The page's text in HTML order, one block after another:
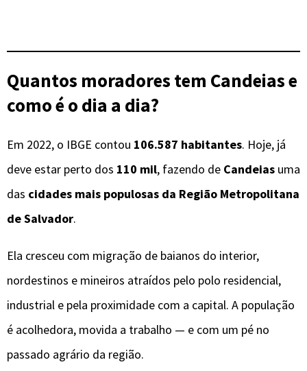
Quantos moradores tem Candeias e
como é o dia a dia?
Em 2022, o IBGE contou 106.587 habitantes. Hoje, já
deve estar perto dos 110 mil, fazendo de Candeias uma
das cidades mais populosas da Região Metropolitana
de Salvador.
Ela cresceu com migração de baianos do interior,
nordestinos e mineiros atraídos pelo polo residencial,
industrial e pela proximidade com a capital. A população
é acolhedora, movida a trabalho — e com um pé no
passado agrário da região.